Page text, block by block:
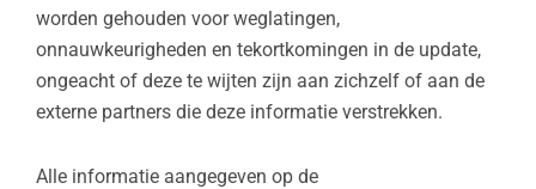
worden gehouden voor weglatingen,
onnauwkeurigheden en tekortkomingen in de update,
ongeacht of deze te wijten zijn aan zichzelf of aan de
externe partners die deze informatie verstrekken.
Alle informatie aangegeven op de